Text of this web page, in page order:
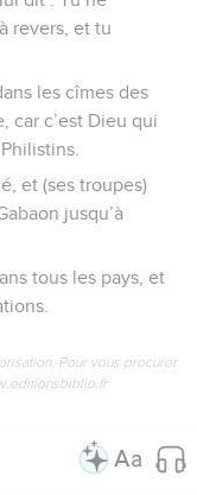
revers, et tu
les cîmes des
car c’est Dieu qui
et (ses troupes)
jusqu’à
tous les pays, et
Pour vous procurer